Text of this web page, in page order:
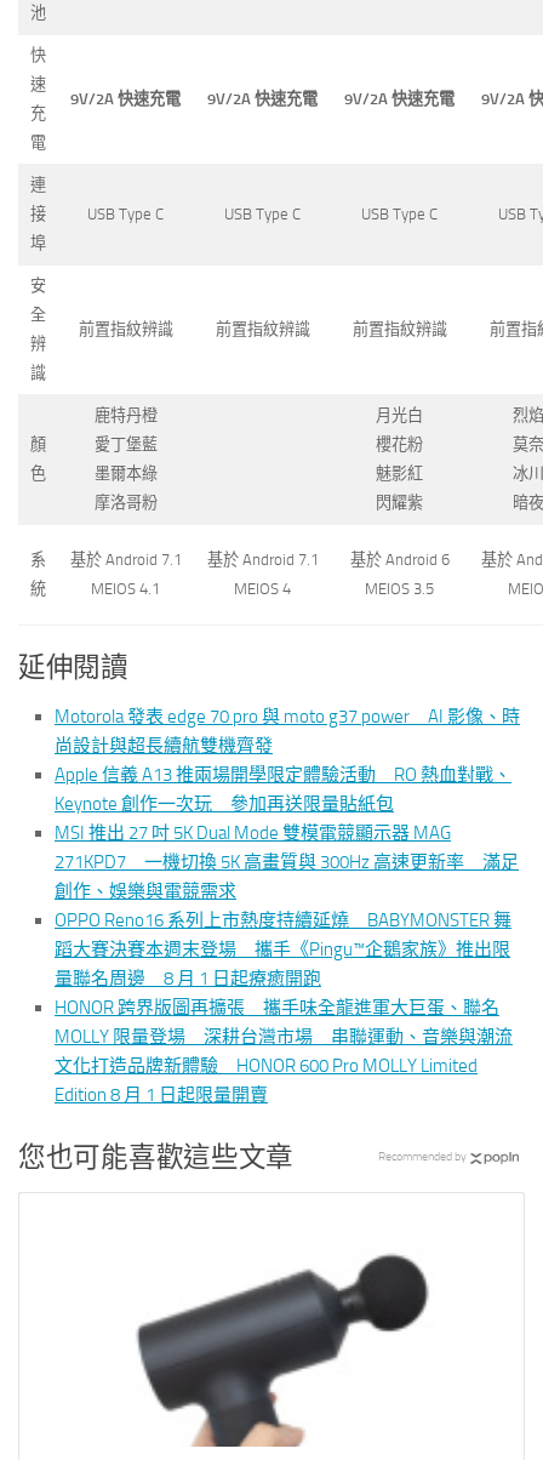
池
快
速
充
電
9V/2A 快速充電 9V/2A 快速充電 9V/2A 快速充電 9V/2A
連
接
埠
USB Type C USB Type C USB Type C USB
安
全
辨
識
前置指紋辨識 前置指紋辨識 前置指紋辨識 前置指
顏
色
鹿特丹橙
愛丁堡藍
墨爾本綠
摩洛哥粉
月光白
櫻花粉
魅影紅
閃耀紫
烈
莫
冰
暗
系
統
基於 Android 7.1
MEIOS 4.1
基於 Android 7.1
MEIOS 4
基於 Android 6
MEIOS 3.5
基於
延伸閱讀
Motorola 發表 edge 70 pro 與 moto g37 power AI 影像、時
尚設計與超長續航雙機齊發
Apple 信義 A13 推兩場開學限定體驗活動 RO 熱血對戰、
Keynote 創作一次玩 參加再送限量貼紙包
MSI 推出 27 吋 5K Dual Mode 雙模電競顯示器 MAG
271KPD7 一機切換 5K 高畫質與 300Hz 高速更新率 滿足
創作、娛樂與電競需求
OPPO Reno16 系列上市熱度持續延燒 BABYMONSTER 舞
蹈大賽決賽本週末登場 攜手《Pingu™企鵝家族》推出限
量聯名周邊 8 月 1 日起療癒開跑
HONOR 跨界版圖再擴張 攜手味全龍進軍大巨蛋、聯名
MOLLY 限量登場 深耕台灣市場 串聯運動、音樂與潮流
文化打造品牌新體驗 HONOR 600 Pro MOLLY Limited
Edition 8 月 1 日起限量開賣
您也可能喜歡這些文章 Recommended by